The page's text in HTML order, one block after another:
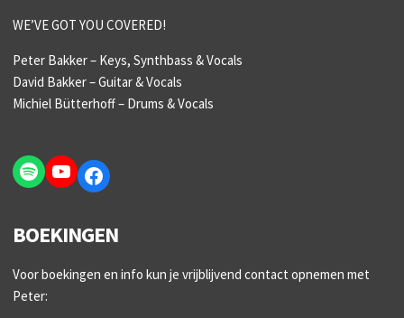
WE’VE GOT YOU COVERED!
Peter Bakker – Keys, Synthbass & Vocals
David Bakker – Guitar & Vocals
Michiel Bütterhoff – Drums & Vocals
SpotifyYouTubeFacebook
BOEKINGEN
Voor boekingen en info kun je vrijblijvend contact opnemen met
Peter: